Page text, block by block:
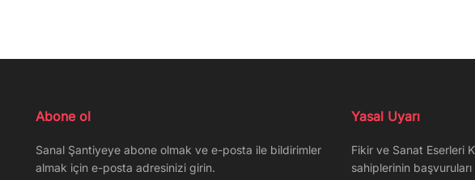
Abone ol
Sanal Şantiyeye abone olmak ve e-posta ile bildirimler
almak için e-posta adresinizi girin.
Yasal Uyarı
Fikir ve Sanat Eserleri
sahiplerinin